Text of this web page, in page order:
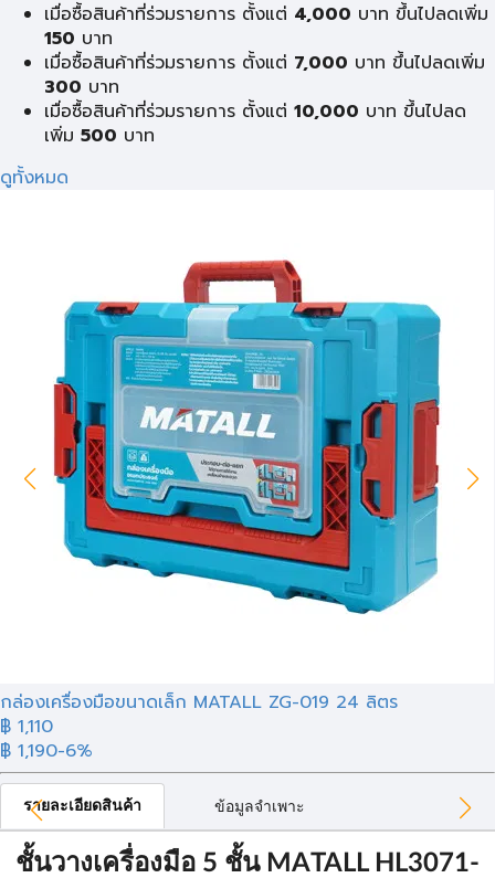
เมื่อซื้อสินค้าที่ร่วมรายการ ตั้งแต่ 4,000 บาท ขึ้นไปลดเพิ่ม
150 บาท
เมื่อซื้อสินค้าที่ร่วมรายการ ตั้งแต่ 7,000 บาท ขึ้นไปลดเพิ่ม
300 บาท
เมื่อซื้อสินค้าที่ร่วมรายการ ตั้งแต่ 10,000 บาท ขึ้นไปลด
เพิ่ม 500 บาท
ดูทั้งหมด
กล่องเครื่องมือขนาดเล็ก MATALL ZG-019 24 ลิตร
฿ 1,110
฿ 1,190-6%
รายละเอียดสินค้า ข้อมูลจำเพาะ
ชั้นวางเครื่องมือ 5 ชั้น MATALL HL3071-